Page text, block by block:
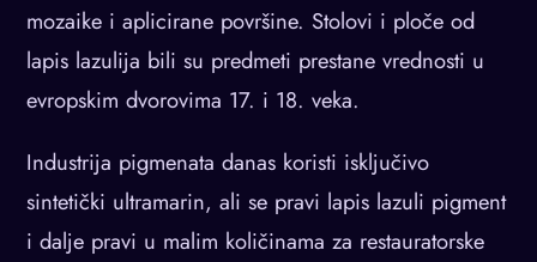
mozaike i aplicirane površine. Stolovi i ploče od
lapis lazulija bili su predmeti prestane vrednosti u
evropskim dvorovima 17. i 18. veka.
Industrija pigmenata danas koristi isključivo
sintetički ultramarin, ali se pravi lapis lazuli pigment
i dalje pravi u malim količinama za restauratorske